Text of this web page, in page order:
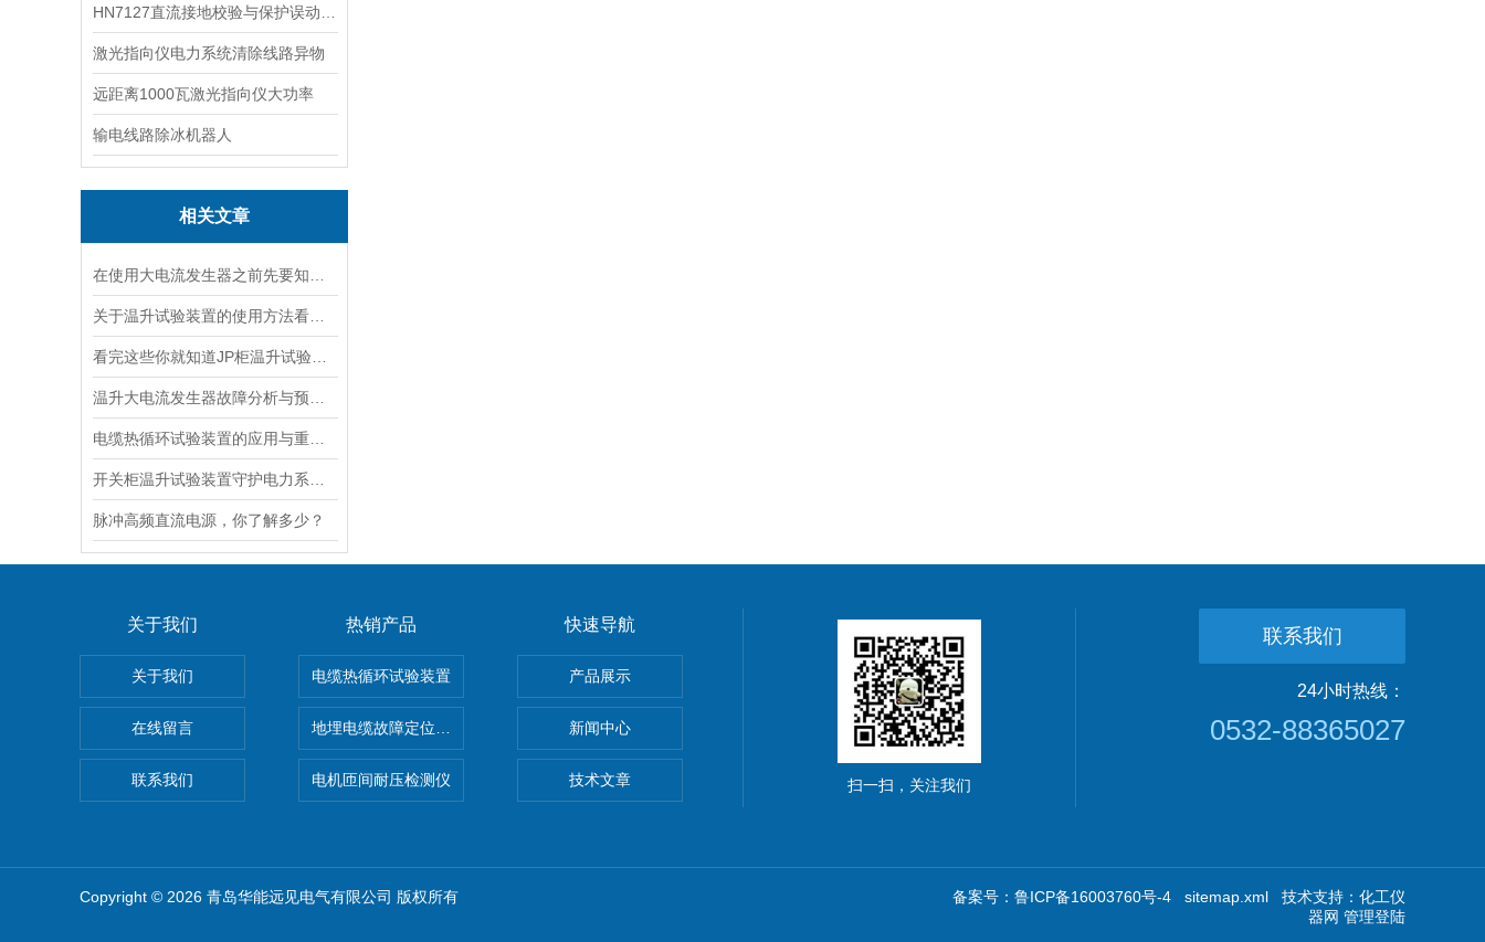
激光指向仪电力系统清除线路异物
远距离1000瓦激光指向仪大功率
输电线路除冰机器人
相关文章
脉冲高频直流电源，你了解多少？
关于我们
关于我们
在线留言
联系我们
热销产品
电缆热循环试验装置
地埋电缆故障定位仪 地下电缆探测仪
电机匝间耐压检测仪
快速导航
产品展示
新闻中心
技术文章 扫一扫，关注我们
联系我们
24小时热线：
0532-88365027
Copyright © 2026 青岛华能远见电气有限公司 版权所有 备案号：鲁ICP备16003760号-4 sitemap.xml 技术支持： 化工仪
器网 管理登陆